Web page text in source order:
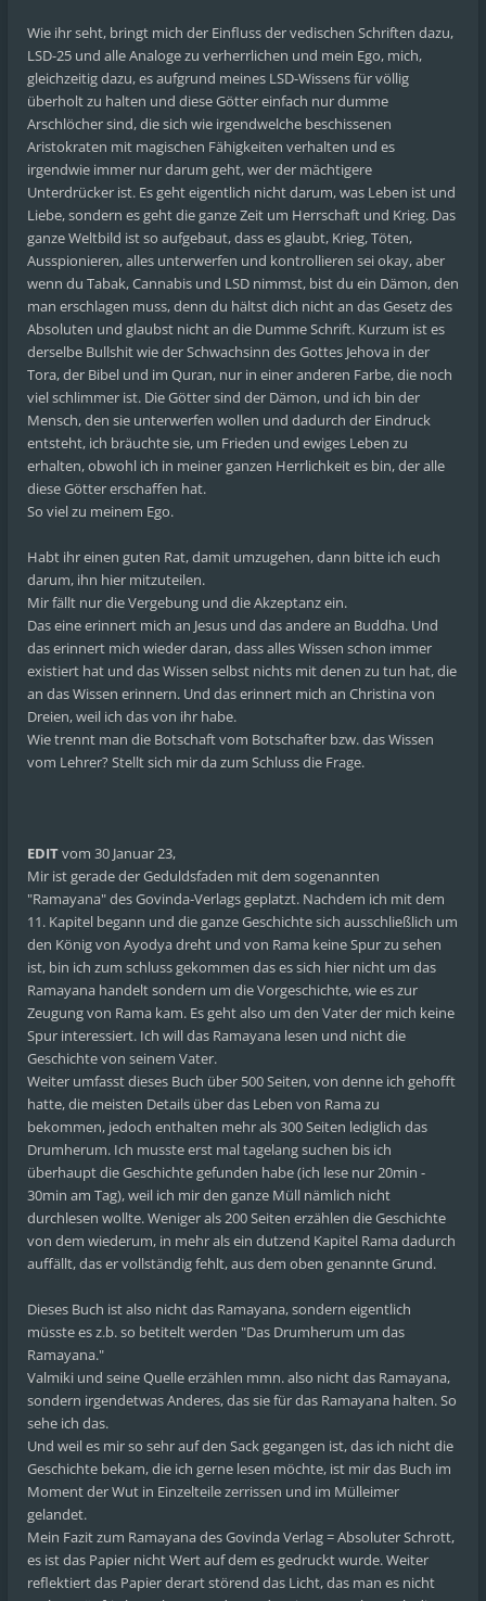
Wie ihr seht, bringt mich der Einfluss der vedischen Schriften dazu,
LSD-25 und alle Analoge zu verherrlichen und mein Ego, mich,
gleichzeitig dazu, es aufgrund meines LSD-Wissens für völlig
überholt zu halten und diese Götter einfach nur dumme
Arschlöcher sind, die sich wie irgendwelche beschissenen
Aristokraten mit magischen Fähigkeiten verhalten und es
irgendwie immer nur darum geht, wer der mächtigere
Unterdrücker ist. Es geht eigentlich nicht darum, was Leben ist und
Liebe, sondern es geht die ganze Zeit um Herrschaft und Krieg. Das
ganze Weltbild ist so aufgebaut, dass es glaubt, Krieg, Töten,
Ausspionieren, alles unterwerfen und kontrollieren sei okay, aber
wenn du Tabak, Cannabis und LSD nimmst, bist du ein Dämon, den
man erschlagen muss, denn du hältst dich nicht an das Gesetz des
Absoluten und glaubst nicht an die Dumme Schrift. Kurzum ist es
derselbe Bullshit wie der Schwachsinn des Gottes Jehova in der
Tora, der Bibel und im Quran, nur in einer anderen Farbe, die noch
viel schlimmer ist. Die Götter sind der Dämon, und ich bin der
Mensch, den sie unterwerfen wollen und dadurch der Eindruck
entsteht, ich bräuchte sie, um Frieden und ewiges Leben zu
erhalten, obwohl ich in meiner ganzen Herrlichkeit es bin, der alle
diese Götter erschaffen hat.
So viel zu meinem Ego.
Habt ihr einen guten Rat, damit umzugehen, dann bitte ich euch
darum, ihn hier mitzuteilen.
Mir fällt nur die Vergebung und die Akzeptanz ein.
Das eine erinnert mich an Jesus und das andere an Buddha. Und
das erinnert mich wieder daran, dass alles Wissen schon immer
existiert hat und das Wissen selbst nichts mit denen zu tun hat, die
an das Wissen erinnern. Und das erinnert mich an Christina von
Dreien, weil ich das von ihr habe.
Wie trennt man die Botschaft vom Botschafter bzw. das Wissen
vom Lehrer? Stellt sich mir da zum Schluss die Frage.
EDITvom 30 Januar 23,
Mir ist gerade der Geduldsfaden mit dem sogenannten
"Ramayana" des Govinda-Verlags geplatzt. Nachdem ich mit dem
11. Kapitel begann und die ganze Geschichte sich ausschließlich um
den König von Ayodya dreht und von Rama keine Spur zu sehen
ist, bin ich zum schluss gekommen das es sich hier nicht um das
Ramayana handelt sondern um die Vorgeschichte, wie es zur
Zeugung von Rama kam. Es geht also um den Vater der mich keine
Spur interessiert. Ich will das Ramayana lesen und nicht die
Geschichte von seinem Vater.
Weiter umfasst dieses Buch über 500 Seiten, von denne ich gehofft
hatte, die meisten Details über das Leben von Rama zu
bekommen, jedoch enthalten mehr als 300 Seiten lediglich das
Drumherum. Ich musste erst mal tagelang suchen bis ich
überhaupt die Geschichte gefunden habe (ich lese nur 20min -
30min am Tag), weil ich mir den ganze Müll nämlich nicht
durchlesen wollte. Weniger als 200 Seiten erzählen die Geschichte
von dem wiederum, in mehr als ein dutzend Kapitel Rama dadurch
auffällt, das er vollständig fehlt, aus dem oben genannte Grund.
Dieses Buch ist also nicht das Ramayana, sondern eigentlich
müsste es z.b. so betitelt werden "Das Drumherum um das
Ramayana."
Valmiki und seine Quelle erzählen mmn. also nicht das Ramayana,
sondern irgendetwas Anderes, das sie für das Ramayana halten. So
sehe ich das.
Und weil es mir so sehr auf den Sack gegangen ist, das ich nicht die
Geschichte bekam, die ich gerne lesen möchte, ist mir das Buch im
Moment der Wut in Einzelteile zerrissen und im Mülleimer
gelandet.
Mein Fazit zum Ramayana des Govinda Verlag = Absoluter Schrott,
es ist das Papier nicht Wert auf dem es gedruckt wurde. Weiter
reflektiert das Papier derart störend das Licht, das man es nicht